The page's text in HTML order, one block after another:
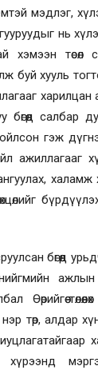
мэдлэг,
нь
хэмээн төсөл
буй хууль
харилцан
бөгөөд
гэж
ажиллагааг
бөгөөд
төр, алдар
хүрээнд